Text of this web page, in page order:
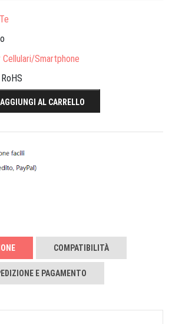
Smartphone
AGGIUNGI AL CARRELLO
COMPATIBILITÀ
E PAGAMENTO